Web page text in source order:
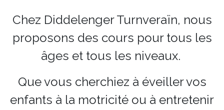
Chez Diddelenger Turnveraïn, nous
proposons des cours pour tous les
âges et tous les niveaux.
Que vous cherchiez à éveiller vos
enfants à la motricité ou à entretenir